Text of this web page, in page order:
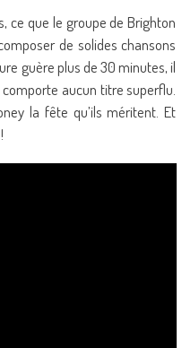
ce que le groupe de Brighton
de solides chansons
guère plus de 30 minutes, il
aucun titre superflu.
la fête qu’ils méritent. Et